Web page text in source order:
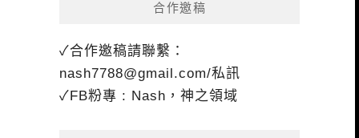
合作邀稿
✓合作邀稿請聯繫：
nash7788@gmail.com/私訊
✓FB粉專 : Nash，神之領域